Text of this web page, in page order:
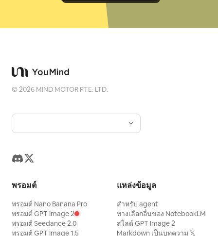
©2026 MIND MOTOR PTE. LTD.
พรอมต์
พรอมต์ Nano Banana Pro
พรอมต์ GPT Image 2
พรอมต์ Seedance 2.0
พรอมต์ GPT Image 1.5
แหล่งข้อมูล
สำหรับ agent
ทางเลือกอื่นของ NotebookLM
สไลด์ GPT Image 2
Markdown เป็นบทความ 𝕏